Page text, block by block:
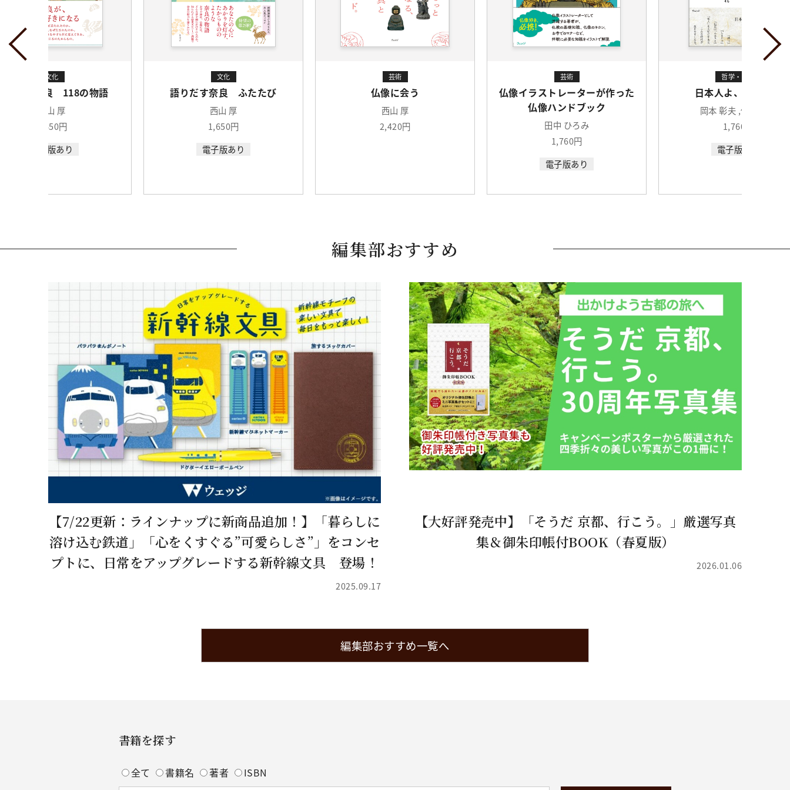
文化
りだす奈良 118の物語
西山 厚
1,650円
電子版あり
文化
語りだす奈良 ふたたび
西山 厚
1,650円
電子版あり
芸術
仏像に会う
西山 厚
2,420円
芸術
仏像イラストレーターが作った
仏像ハンドブック
田中 ひろみ
1,760円
電子版あり
哲学・宗教
日本人よ、かくあれ
岡本 彰夫 ,保山 耕一
1,760円
電子版あり
編集部おすすめ
【7/22更新：ラインナップに新商品追加！】「暮らしに
溶け込む鉄道」「心をくすぐる”可愛らしさ”」をコンセ
プトに、日常をアップグレードする新幹線文具 登場！
2025.09.17
【大好評発売中】「そうだ 京都、行こう。」厳選写真
集＆御朱印帳付BOOK（春夏版）
2026.01.06
編集部おすすめ一覧へ
書籍を探す
全て 書籍名 著者 ISBN